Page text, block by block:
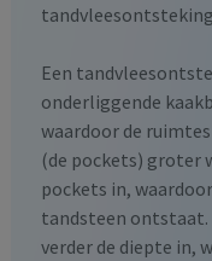
Een
onderliggende
waardoor de
(de pockets) groter
pockets in,
tandsteen
verder de diepte in,